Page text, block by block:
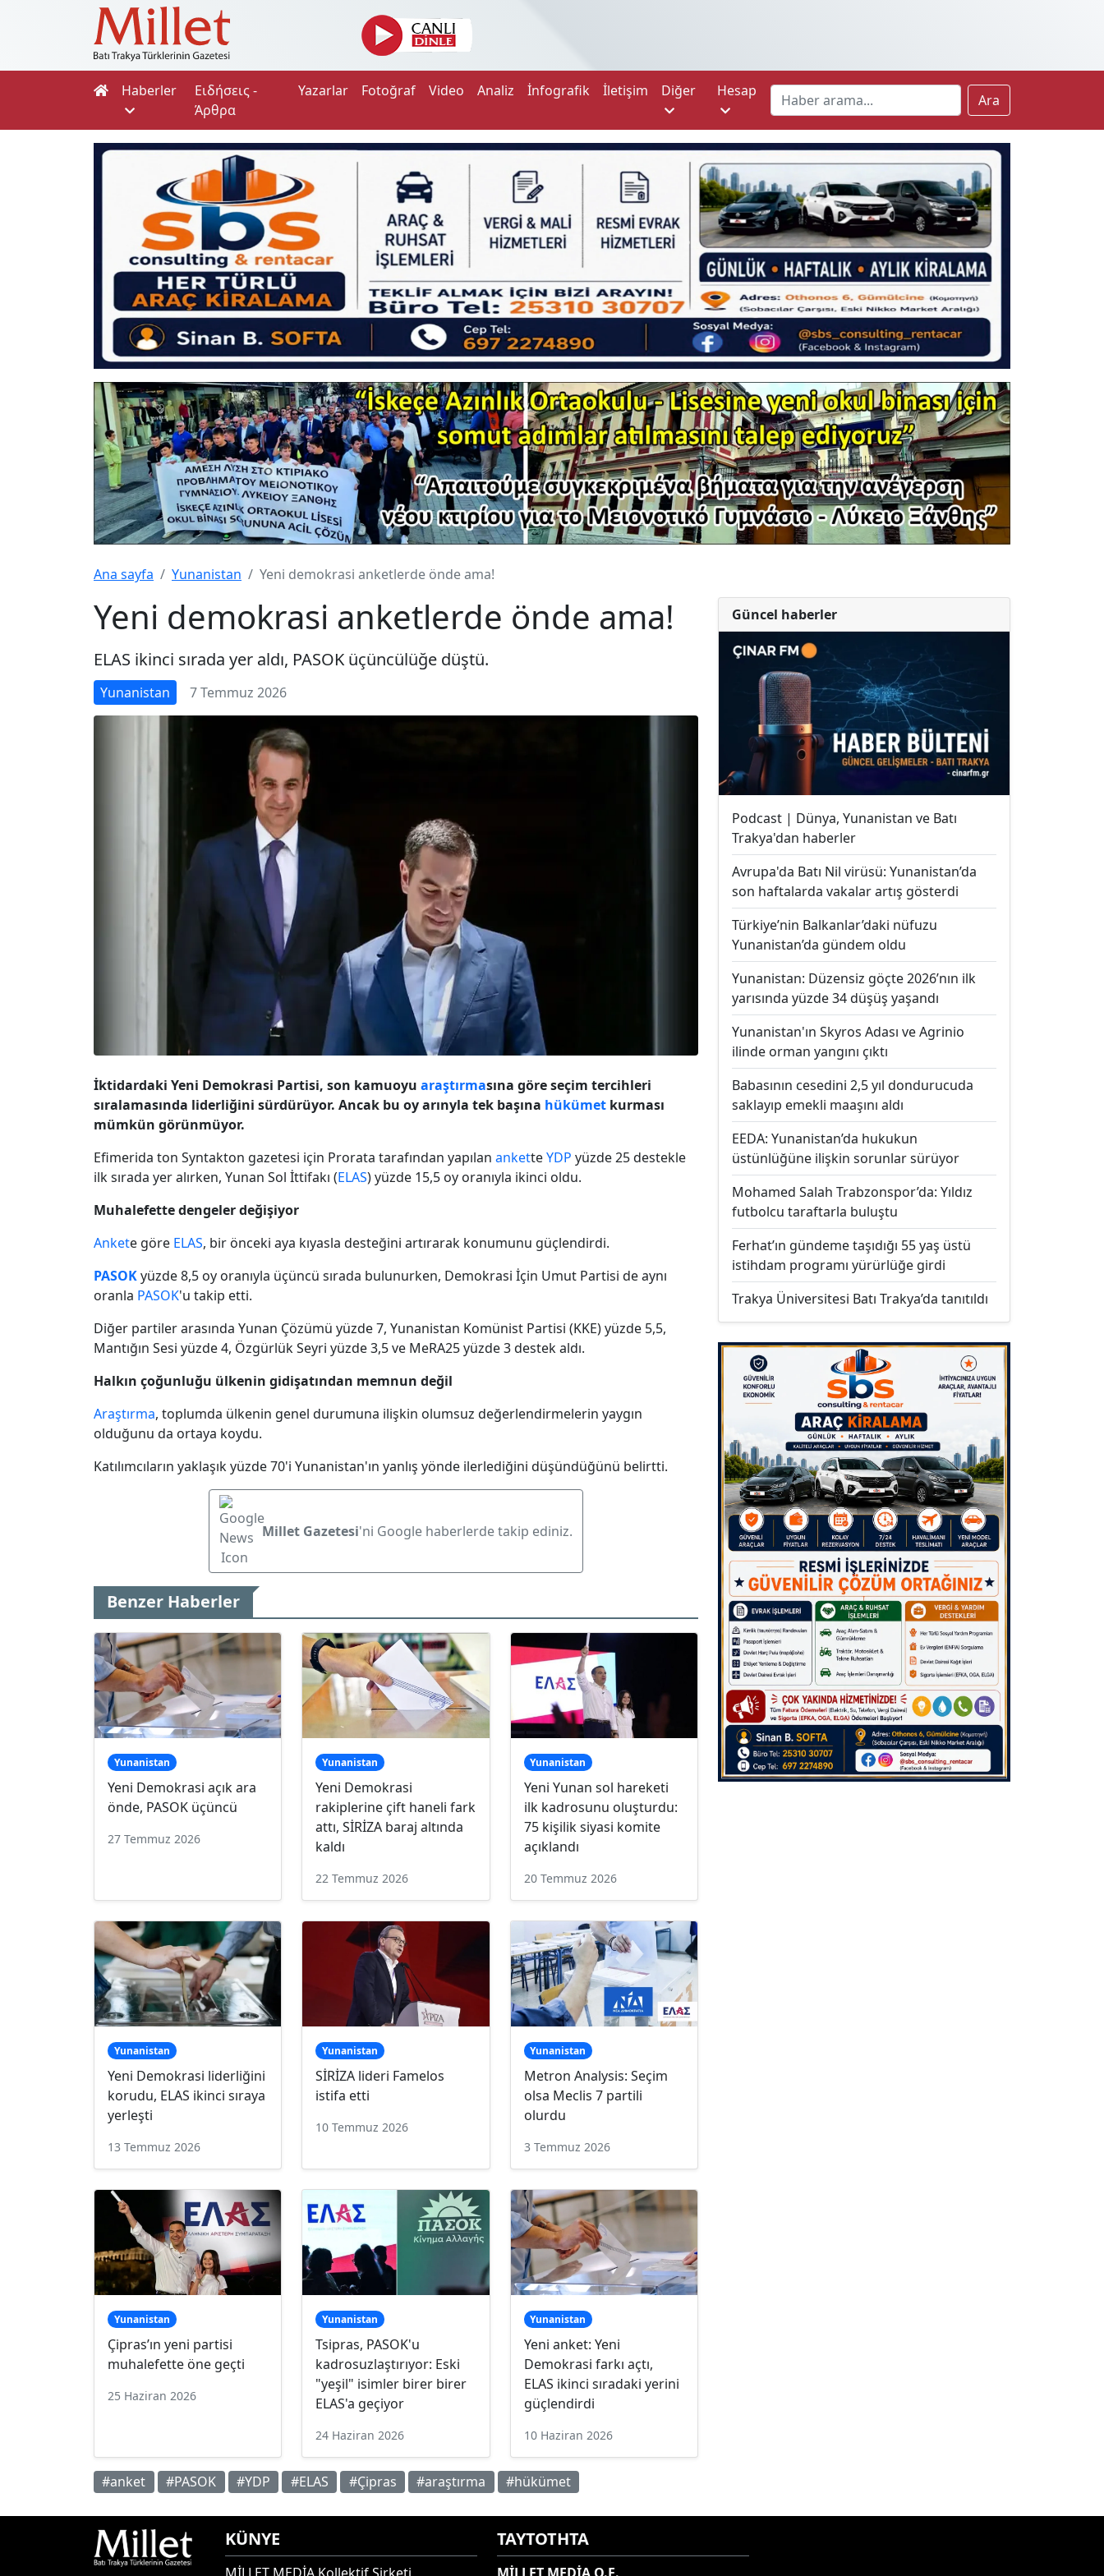
Haberler
Ειδήσεις -
Άρθρα
Yazarlar Fotoğraf Video Analiz İnfografik İletişim Diğer Hesap
Ara
Ana sayfa Yunanistan Yeni demokrasi anketlerde önde ama!
Yeni demokrasi anketlerde önde ama!
ELAS ikinci sırada yer aldı, PASOK üçüncülüğe düştü.
Yunanistan 7 Temmuz 2026
İktidardaki Yeni Demokrasi Partisi, son kamuoyu araştırmasına göre seçim tercihleri
sıralamasında liderliğini sürdürüyor. Ancak bu oy arınyla tek başına hükümet kurması
mümkün görünmüyor.
Efimerida ton Syntakton gazetesi için Prorata tarafından yapılan anketteYDP yüzde 25 destekle
ilk sırada yer alırken, Yunan Sol İttifakı (ELAS) yüzde 15,5 oy oranıyla ikinci oldu.
Muhalefette dengeler değişiyor
Ankete göre ELAS, bir önceki aya kıyasla desteğini artırarak konumunu güçlendirdi.
PASOKyüzde 8,5 oy oranıyla üçüncü sırada bulunurken, Demokrasi İçin Umut Partisi de aynı
oranla PASOK'u takip etti.
Diğer partiler arasında Yunan Çözümü yüzde 7, Yunanistan Komünist Partisi (KKE) yüzde 5,5,
Mantığın Sesi yüzde 4, Özgürlük Seyri yüzde 3,5 ve MeRA25 yüzde 3 destek aldı.
Halkın çoğunluğu ülkenin gidişatından memnun değil
Araştırma, toplumda ülkenin genel durumuna ilişkin olumsuz değerlendirmelerin yaygın
olduğunu da ortaya koydu.
Katılımcıların yaklaşık yüzde 70'i Yunanistan'ın yanlış yönde ilerlediğini düşündüğünü belirtti.
Millet Gazetesi'ni Google haberlerde takip ediniz.
Benzer Haberler
Yunanistan
Yeni Demokrasi açık ara
önde, PASOK üçüncü
27 Temmuz 2026
Yunanistan
Yeni Demokrasi
rakiplerine çift haneli fark
attı, SİRİZA baraj altında
kaldı
22 Temmuz 2026
Yunanistan
Yeni Yunan sol hareketi
ilk kadrosunu oluşturdu:
75 kişilik siyasi komite
açıklandı
20 Temmuz 2026
Yunanistan
Yeni Demokrasi liderliğini
korudu, ELAS ikinci sıraya
yerleşti
13 Temmuz 2026
Yunanistan
SİRİZA lideri Famelos
istifa etti
10 Temmuz 2026
Yunanistan
Metron Analysis: Seçim
olsa Meclis 7 partili
olurdu
3 Temmuz 2026
Yunanistan
Çipras’ın yeni partisi
muhalefette öne geçti
25 Haziran 2026
Yunanistan
Tsipras, PASOK'u
kadrosuzlaştırıyor: Eski
"yeşil" isimler birer birer
ELAS'a geçiyor
24 Haziran 2026
Yunanistan
Yeni anket: Yeni
Demokrasi farkı açtı,
ELAS ikinci sıradaki yerini
güçlendirdi
10 Haziran 2026
#anket #PASOK #YDP #ELAS #Çipras #araştırma #hükümet
Güncel haberler
Podcast | Dünya, Yunanistan ve Batı
Trakya'dan haberler
Avrupa'da Batı Nil virüsü: Yunanistan’da
son haftalarda vakalar artış gösterdi
Türkiye’nin Balkanlar’daki nüfuzu
Yunanistan’da gündem oldu
Yunanistan: Düzensiz göçte 2026’nın ilk
yarısında yüzde 34 düşüş yaşandı
Yunanistan'ın Skyros Adası ve Agrinio
ilinde orman yangını çıktı
Babasının cesedini 2,5 yıl dondurucuda
saklayıp emekli maaşını aldı
EEDA: Yunanistan’da hukukun
üstünlüğüne ilişkin sorunlar sürüyor
Mohamed Salah Trabzonspor’da: Yıldız
futbolcu taraftarla buluştu
Ferhat’ın gündeme taşıdığı 55 yaş üstü
istihdam programı yürürlüğe girdi
Trakya Üniversitesi Batı Trakya’da tanıtıldı
KÜNYE ΤΑΥΤΟΤΗΤΑ